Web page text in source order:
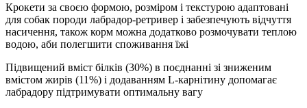
Крокети за своєю формою, розміром і текстурою адаптовані
для собак породи лабрадор-ретривер і забезпечують відчуття
насичення, також корм можна додатково розмочувати теплою
водою, аби полегшити споживання їжі
Підвищений вміст білків (30%) в поєднанні зі зниженим
вмістом жирів (11%) і додаванням L-карнітину допомагає
лабрадору підтримувати оптимальну вагу